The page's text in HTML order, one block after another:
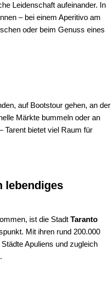
Leidenschaft aufeinander. In
– bei einem Aperitivo am
oder beim Genuss eines
auf Bootstour gehen, an der
Märkte bummeln oder an
Tarent bietet viel Raum für
lebendiges
ist die Stadt Taranto
Mit ihren rund 200.000
Apuliens und zugleich